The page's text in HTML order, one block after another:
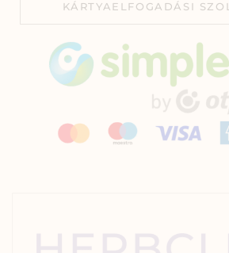
KÁRTYAELFOGADÁSI